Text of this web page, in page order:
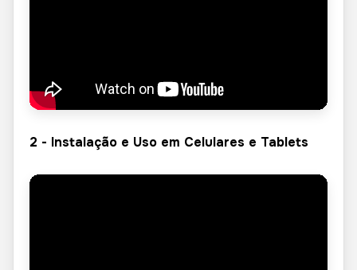
2 - Instalação e Uso em Celulares e Tablets